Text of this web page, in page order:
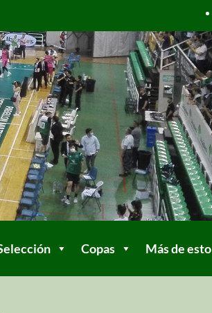
Copas Más de esto